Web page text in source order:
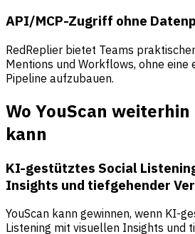
API/MCP-Zugriff ohne
RedReplier bietet Teams
Mentions und Workflows, ohne eine
Pipeline aufzubauen.
Wo YouScan
kann
KI-gestütztes Social
Insights und tiefgehender
YouScan kann gewinnen, wenn KI-
Listening mit visuellen Insights und